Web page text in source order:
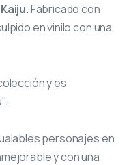
. Fabricado con
en vinilo con una
y es
personajes en
y con una